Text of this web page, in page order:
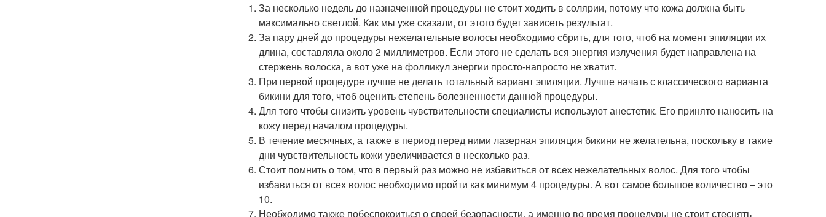
За несколько недель до назначенной процедуры не стоит ходить в солярии, потому что кожа должна быть
максимально светлой. Как мы уже сказали, от этого будет зависеть результат.
За пару дней до процедуры нежелательные волосы необходимо сбрить, для того, чтоб на момент эпиляции их
длина, составляла около 2 миллиметров. Если этого не сделать вся энергия излучения будет направлена на
стержень волоска, а вот уже на фолликул энергии просто-напросто не хватит.
При первой процедуре лучше не делать тотальный вариант эпиляции. Лучше начать с классического варианта
бикини для того, чтоб оценить степень болезненности данной процедуры.
Для того чтобы снизить уровень чувствительности специалисты используют анестетик. Его принято наносить на
кожу перед началом процедуры.
В течение месячных, а также в период перед ними лазерная эпиляция бикини не желательна, поскольку в такие
дни чувствительность кожи увеличивается в несколько раз.
Стоит помнить о том, что в первый раз можно не избавиться от всех нежелательных волос. Для того чтобы
избавиться от всех волос необходимо пройти как минимум 4 процедуры. А вот самое большое количество – это
10.
Необходимо также побеспокоиться о своей безопасности, а именно во время процедуры не стоит стеснять